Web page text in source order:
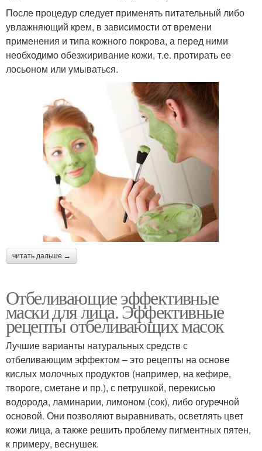
После процедур следует применять питательный либо
увлажняющий крем, в зависимости от времени
применения и типа кожного покрова, а перед ними
необходимо обезжиривание кожи, т.е. протирать ее
лосьоном или умываться.
читать дальше →
Отбеливающие эффективные
маски для лица. Эффективные
рецепты отбеливающих масок
Лучшие варианты натуральных средств с
отбеливающим эффектом – это рецепты на основе
кислых молочных продуктов (например, на кефире,
твороге, сметане и пр.), с петрушкой, перекисью
водорода, ламинарии, лимоном (сок), либо огуречной
основой. Они позволяют выравнивать, осветлять цвет
кожи лица, а также решить проблему пигментных пятен,
к примеру, веснушек.